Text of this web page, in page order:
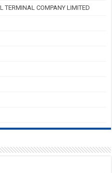
TERMINAL COMPANY LIMITED